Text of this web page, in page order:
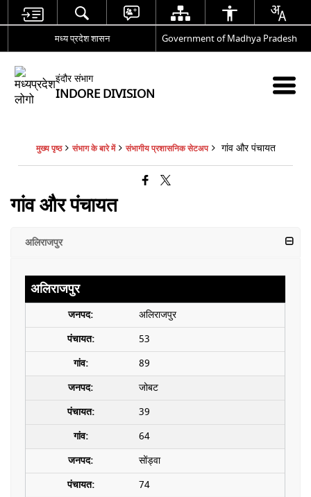
मध्य प्रदेश शासन Government of Madhya Pradesh
इंदौर संभाग
INDORE DIVISION
मुख्य पृष्ठ संभाग के बारे में संभागीय प्रशासनिक सेटअप गांव और पंचायत
गांव और पंचायत
अलिराजपुर
अलिराजपुर
अलिराजपुर
53
89
जोबट
39
64
सोंड्वा
74